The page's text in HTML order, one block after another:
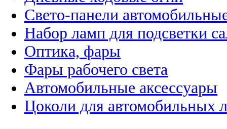
Свето-панели
Набор ламп для подсветки
Оптика, фары
Фары рабочего света
Автомобильные аксессуары
Цоколи для автомобильных